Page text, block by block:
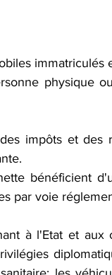
immatriculés
physique
impôts et des
par voie
à l'Etat et aux